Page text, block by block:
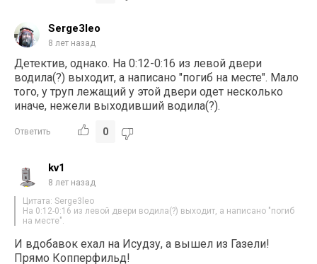
Serge3leo
8 лет назад
Детектив, однако. На 0:12-0:16 из левой двери
водила(?) выходит, а написано "погиб на месте". Мало
того, у труп лежащий у этой двери одет несколько
иначе, нежели выходивший водила(?).
Ответить 0
kv1
8 лет назад
Цитата: Serge3leo
На 0:12-0:16 из левой двери водила(?) выходит, а написано "погиб
на месте".
И вдобавок ехал на Исудзу, а вышел из Газели!
Прямо Копперфильд!